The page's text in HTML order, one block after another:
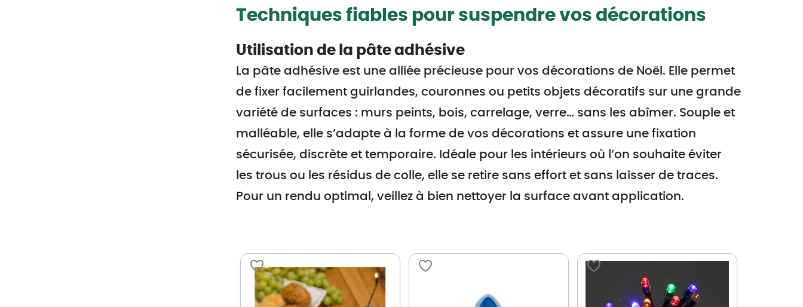
Techniques fiables pour suspendre vos décorations
Utilisation de la pâte adhésive
La pâte adhésive est une alliée précieuse pour vos décorations de Noël. Elle permet
de fixer facilement guirlandes, couronnes ou petits objets décoratifs sur une grande
variété de surfaces : murs peints, bois, carrelage, verre… sans les abîmer. Souple et
malléable, elle s’adapte à la forme de vos décorations et assure une fixation
sécurisée, discrète et temporaire. Idéale pour les intérieurs où l’on souhaite éviter
les trous ou les résidus de colle, elle se retire sans effort et sans laisser de traces.
Pour un rendu optimal, veillez à bien nettoyer la surface avant application.